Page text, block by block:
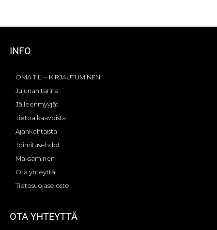
INFO
OMA TILI – KIRJAUTUMINEN
Jujunan tarina
Jälleenmyyjät
Tietoa kaavoista
Ajankohtaista
Toimitusehdot
Maksaminen
Ota yhteyttä
Tietosuojaseloste
OTA YHTEYTTÄ